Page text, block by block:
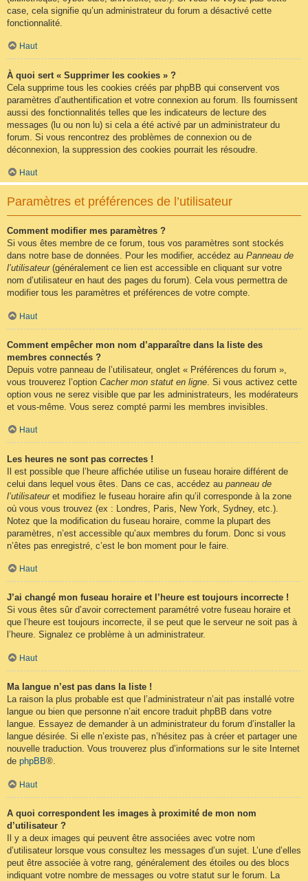
case, cela signifie qu’un administrateur du forum a désactivé cette
fonctionnalité.
Haut
À quoi sert « Supprimer les cookies » ?
Cela supprime tous les cookies créés par phpBB qui conservent vos
paramètres d’authentification et votre connexion au forum. Ils fournissent
aussi des fonctionnalités telles que les indicateurs de lecture des
messages (lu ou non lu) si cela a été activé par un administrateur du
forum. Si vous rencontrez des problèmes de connexion ou de
déconnexion, la suppression des cookies pourrait les résoudre.
Haut
Paramètres et préférences de l’utilisateur
Comment modifier mes paramètres ?
Si vous êtes membre de ce forum, tous vos paramètres sont stockés
dans notre base de données. Pour les modifier, accédez au Panneau de
l’utilisateur(généralement ce lien est accessible en cliquant sur votre
nom d’utilisateur en haut des pages du forum). Cela vous permettra de
modifier tous les paramètres et préférences de votre compte.
Haut
Comment empêcher mon nom d’apparaître dans la liste des
membres connectés ?
Depuis votre panneau de l’utilisateur, onglet « Préférences du forum »,
vous trouverez l’option Cacher mon statut en ligne . Si vous activez cette
option vous ne serez visible que par les administrateurs, les modérateurs
et vous-même. Vous serez compté parmi les membres invisibles.
Haut
Les heures ne sont pas correctes !
Il est possible que l’heure affichée utilise un fuseau horaire différent de
celui dans lequel vous êtes. Dans ce cas, accédez au panneau de
l’utilisateuret modifiez le fuseau horaire afin qu’il corresponde à la zone
où vous vous trouvez (ex : Londres, Paris, New York, Sydney, etc.).
Notez que la modification du fuseau horaire, comme la plupart des
paramètres, n’est accessible qu’aux membres du forum. Donc si vous
n’êtes pas enregistré, c’est le bon moment pour le faire.
Haut
J’ai changé mon fuseau horaire et l’heure est toujours incorrecte !
Si vous êtes sûr d’avoir correctement paramétré votre fuseau horaire et
que l’heure est toujours incorrecte, il se peut que le serveur ne soit pas à
l’heure. Signalez ce problème à un administrateur.
Haut
Ma langue n’est pas dans la liste !
La raison la plus probable est que l’administrateur n’ait pas installé votre
langue ou bien que personne n’ait encore traduit phpBB dans votre
langue. Essayez de demander à un administrateur du forum d’installer la
langue désirée. Si elle n’existe pas, n’hésitez pas à créer et partager une
nouvelle traduction. Vous trouverez plus d’informations sur le site Internet
de phpBB®.
Haut
A quoi correspondent les images à proximité de mon nom
d’utilisateur ?
Il y a deux images qui peuvent être associées avec votre nom
d’utilisateur lorsque vous consultez les messages d’un sujet. L’une d’elles
peut être associée à votre rang, généralement des étoiles ou des blocs
indiquant votre nombre de messages ou votre statut sur le forum. La